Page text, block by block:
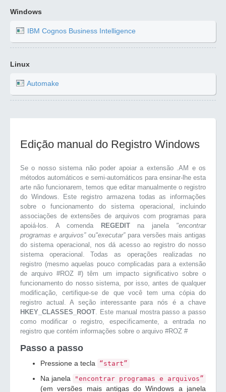
Windows
IBM Cognos Business Intelligence
Linux
Automake
Edição manual do Registro Windows
Se o nosso sistema não poder apoiar a extensão .AM e os
métodos automáticos e semi-automáticos para ensinar-lhe esta
arte não funcionarem, temos que editar manualmente o registro
do Windows. Este registro armazena todas as informações
sobre o funcionamento do sistema operacional, incluindo
associações de extensões de arquivos com programas para
apoiá-los. A comenda
REGEDITna janela "encontrar
programas e arquivos”ou"executar”para versões mais antigas
do sistema operacional, nos dá acesso ao registro do nosso
sistema operacional. Todas as operações realizadas no
registro (mesmo aquelas pouco complicadas para a extensão
de arquivo #ROZ #) têm um impacto significativo sobre o
funcionamento do nosso sistema, por isso, antes de qualquer
modificação, certifique-se de que você tem uma cópia do
registro actual. A seção interessante para nós é a chave
HKEY_CLASSES_ROOT. Este manual mostra passo a passo
como modificar o registro, especificamente, a entrada no
registro que contém informações sobre o arquivo #ROZ #
Passo a passo
Pressione a tecla “start”
Na janela "encontrar programas e arquivos”
(em versões mais antigas do Windows a janela